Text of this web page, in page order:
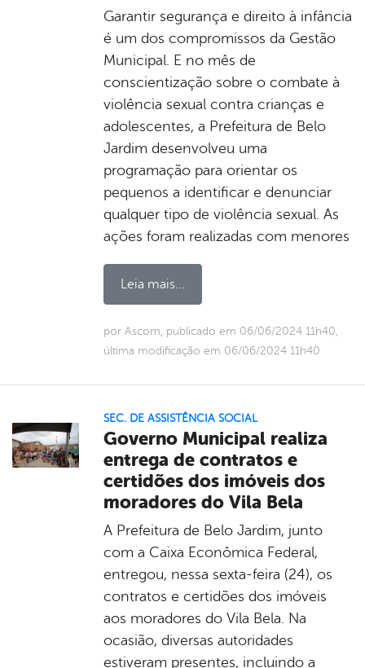
Garantir segurança e direito à infância
é um dos compromissos da Gestão
Municipal. E no mês de
conscientização sobre o combate à
violência sexual contra crianças e
adolescentes, a Prefeitura de Belo
Jardim desenvolveu uma
programação para orientar os
pequenos a identificar e denunciar
qualquer tipo de violência sexual. As
ações foram realizadas com menores
Leia mais...
por Ascom, publicado em 06/06/2024 11h40,
última modificação em 06/06/2024 11h40
SEC. DE ASSISTÊNCIA SOCIAL
Governo Municipal realiza
entrega de contratos e
certidões dos imóveis dos
moradores do Vila Bela
A Prefeitura de Belo Jardim, junto
com a Caixa Econômica Federal,
entregou, nessa sexta-feira (24), os
contratos e certidões dos imóveis
aos moradores do Vila Bela. Na
ocasião, diversas autoridades
estiveram presentes, incluindo a